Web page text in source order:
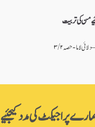
من کی تربیت
پراجیکٹ کی مدد کیجئیے